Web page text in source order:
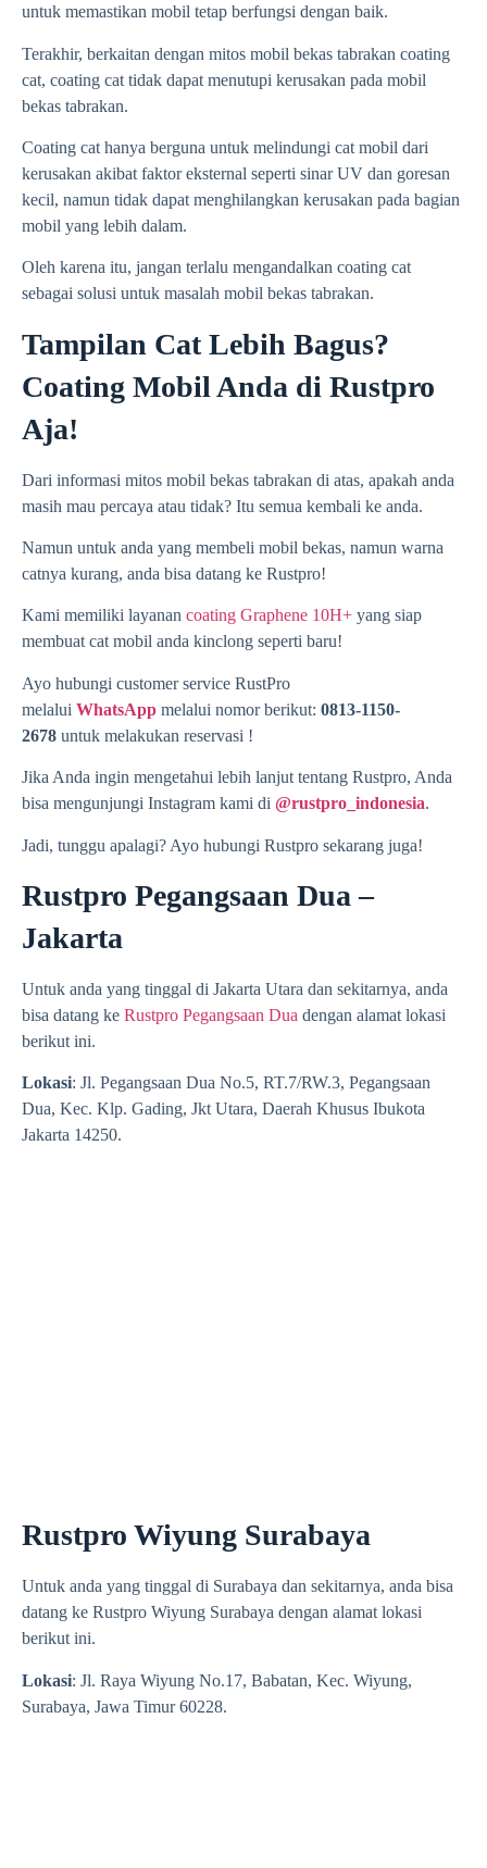
untuk memastikan mobil tetap berfungsi dengan baik.
Terakhir, berkaitan dengan mitos mobil bekas tabrakan coating
cat, coating cat tidak dapat menutupi kerusakan pada mobil
bekas tabrakan.
Coating cat hanya berguna untuk melindungi cat mobil dari
kerusakan akibat faktor eksternal seperti sinar UV dan goresan
kecil, namun tidak dapat menghilangkan kerusakan pada bagian
mobil yang lebih dalam.
Oleh karena itu, jangan terlalu mengandalkan coating cat
sebagai solusi untuk masalah mobil bekas tabrakan.
Tampilan Cat Lebih Bagus?
Coating Mobil Anda di Rustpro
Aja!
Dari informasi mitos mobil bekas tabrakan di atas, apakah anda
masih mau percaya atau tidak? Itu semua kembali ke anda.
Namun untuk anda yang membeli mobil bekas, namun warna
catnya kurang, anda bisa datang ke Rustpro!
Kami memiliki layanan coating Graphene 10H+ yang siap
membuat cat mobil anda kinclong seperti baru!
Ayo hubungi customer service RustPro
melalui WhatsApp melalui nomor berikut: 0813-1150-
2678 untuk melakukan reservasi !
Jika Anda ingin mengetahui lebih lanjut tentang Rustpro, Anda
bisa mengunjungi Instagram kami di @rustpro_indonesia.
Jadi, tunggu apalagi? Ayo hubungi Rustpro sekarang juga!
Rustpro Pegangsaan Dua –
Jakarta
Untuk anda yang tinggal di Jakarta Utara dan sekitarnya, anda
bisa datang ke Rustpro Pegangsaan Dua dengan alamat lokasi
berikut ini.
Lokasi: Jl. Pegangsaan Dua No.5, RT.7/RW.3, Pegangsaan
Dua, Kec. Klp. Gading, Jkt Utara, Daerah Khusus Ibukota
Jakarta 14250.
Rustpro Wiyung Surabaya
Untuk anda yang tinggal di Surabaya dan sekitarnya, anda bisa
datang ke Rustpro Wiyung Surabaya dengan alamat lokasi
berikut ini.
Lokasi: Jl. Raya Wiyung No.17, Babatan, Kec. Wiyung,
Surabaya, Jawa Timur 60228.